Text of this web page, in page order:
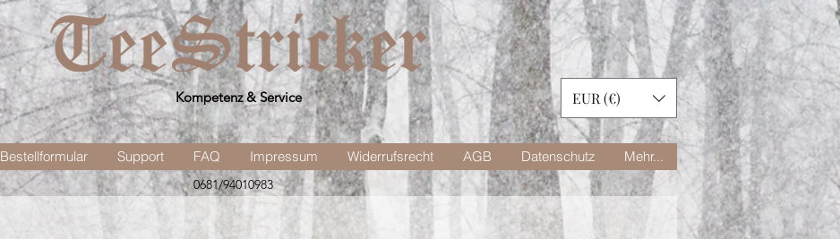
Kompetenz & Service EUR (€)
Bestellformular Support FAQ Impressum Widerrufsrecht AGB Datenschutz Mehr...
0681/94010983